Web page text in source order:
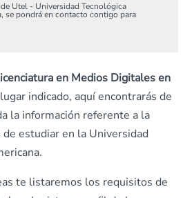
Utel - Universidad Tecnológica
se pondrá en contacto contigo para
en Medios Digitales en
indicado, aquí encontrarás de
la información referente a la
estudiar en la Universidad
te listaremos los requisitos de